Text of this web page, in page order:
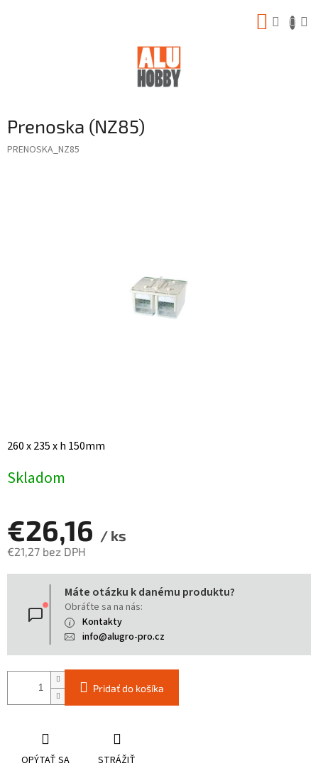
Prenoska (NZ85)
PRENOSKA_NZ85
260 x 235 x h 150mm
Skladom
€26,16 / ks
€21,27 bez DPH
Jednotková
Máte otázku k danému produktu?
Obráťte sa na nás:
Kontakty
info@alugro-pro.cz
Pridať do košíka
OPÝTAŤ SA STRÁŽIŤ